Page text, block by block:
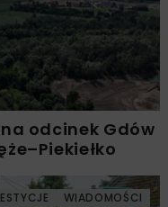
na odcinek Gdów
WIADOMOŚCI